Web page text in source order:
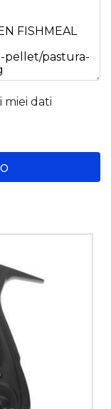
miei dati